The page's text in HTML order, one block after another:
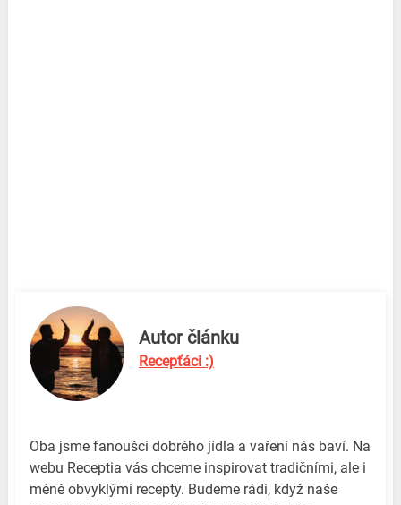
Autor článku
Recepťáci :)
Oba jsme fanoušci dobrého jídla a vaření nás baví. Na
webu Receptia vás chceme inspirovat tradičními, ale i
méně obvyklými recepty. Budeme rádi, když naše